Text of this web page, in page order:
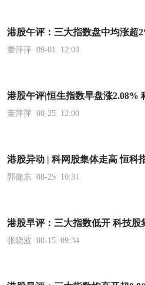
董萍萍 09-01 12:03
港股午评|恒生指数早盘涨2.08%
董萍萍 08-25 12:00
郭健东 08-25 10:31
港股早评：三大指数低开 科技
张晓波 08-15 09:34